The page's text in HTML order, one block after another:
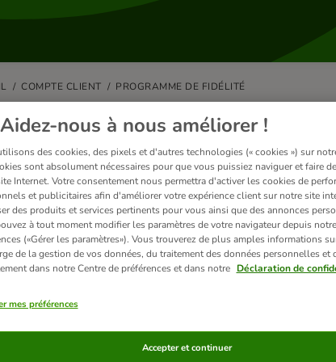
COMPTE CLIENT PROGRAMME DE FIDÉLITÉ
zooPoints ont expiré, puis-je
expirent 12 mois après avoir été crédités sur votre
d’avoir une date d’expiration plus courte. Cette date
vérifier la date d’expiration dans votre compte «Mon zooplus
notreProgramme de fidélitépour les détails des conditions et
associés
Aidez-nous à nous améliorer !
des cookies, des pixels et d'autres technologies (« cookies ») sur
sont absolument nécessaires pour que vous puissiez naviguer et faire
Internet. Votre consentement nous permettra d'activer les cookies de
et publicitaires afin d'améliorer votre expérience client sur notre site
des produits et services pertinents pour vous ainsi que des annonces
à tout moment modifier les paramètres de votre navigateur depuis
(«Gérer les paramètres»). Vous trouverez de plus amples informations
de la gestion de vos données, du traitement des données personnelles et
dans notre Centre de préférences et dans notre Déclaration de
mes préférences
Accepter et continuer